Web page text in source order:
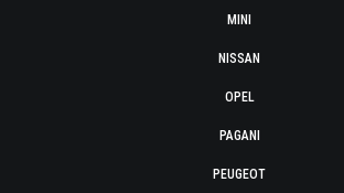
MINI
NISSAN
OPEL
PAGANI
PEUGEOT